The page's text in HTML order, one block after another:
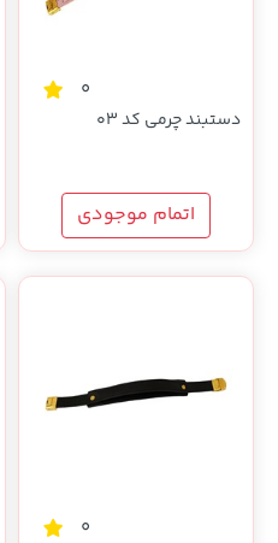
0
دستبند چرمی کد 03
اتمام موجودی
0